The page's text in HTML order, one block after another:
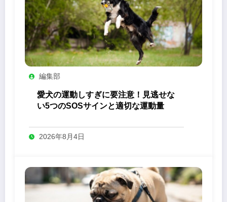
編集部
愛犬の運動しすぎに要注意！見逃せな
い5つのSOSサインと適切な運動量
2026年8月4日